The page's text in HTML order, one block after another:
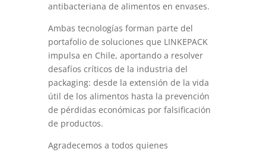
antibacteriana de alimentos en envases.
Ambas tecnologías forman parte del
portafolio de soluciones que LINKEPACK
impulsa en Chile, aportando a resolver
desafíos críticos de la industria del
packaging: desde la extensión de la vida
útil de los alimentos hasta la prevención
de pérdidas económicas por falsificación
de productos.
Agradecemos a todos quienes